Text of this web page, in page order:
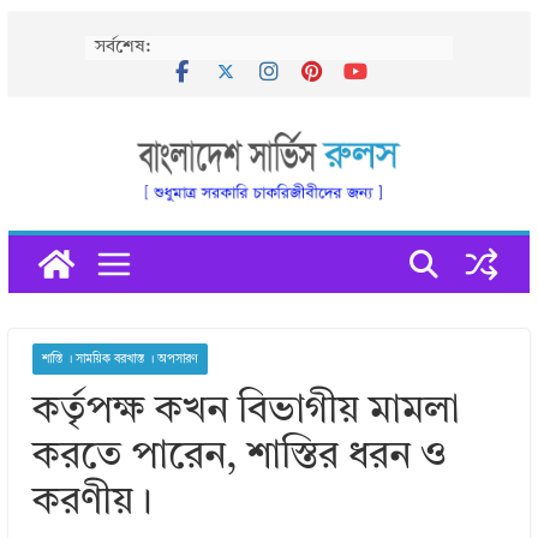
সর্বশেষ:
শাস্তি । সাময়িক বরখাস্ত । অপসারণ
কর্তৃপক্ষ কখন বিভাগীয় মামলা
করতে পারেন, শাস্তির ধরন ও
করণীয়।